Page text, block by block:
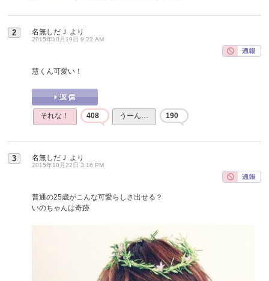
2 名無しだＪ より
2015年10月19日 9:22 AM
慧くん可愛い！
それな！ 408 うーん… 190
3 名無しだＪ より
2015年10月22日 3:16 PM
普通の25歳がこんな可愛らしさ出せる？
いのちゃんは奇跡